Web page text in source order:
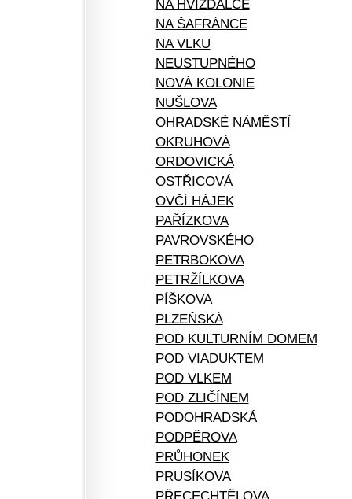
NA HVÍŽĎALCE
NA ŠAFRÁNCE
NA VLKU
NEUSTUPNÉHO
NOVÁ KOLONIE
NUŠLOVA
OHRADSKÉ NÁMĚSTÍ
OKRUHOVÁ
ORDOVICKÁ
OSTŘICOVÁ
OVČÍ HÁJEK
PAŘÍZKOVA
PAVROVSKÉHO
PETRBOKOVA
PETRŽÍLKOVA
PÍŠKOVA
PLZEŇSKÁ
POD KULTURNÍM DOMEM
POD VIADUKTEM
POD VLKEM
POD ZLIČÍNEM
PODOHRADSKÁ
PODPĚROVA
PRŮHONEK
PRUSÍKOVA